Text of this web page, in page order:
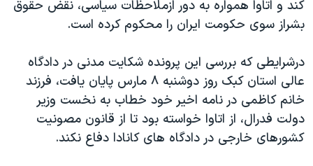
کند و اتاوا همواره به دور ازملاحظات سیاسی، نقض حقوق
بشراز سوی حکومت ایران را محکوم کرده است.
درشرایطی که بررسی این پرونده شکایت مدنی در دادگاه
عالی استان کبک روز دوشنبه ۸ مارس پایان یافت، فرزند
خانم کاظمی در نامه اخیر خود خطاب به نخست وزیر
دولت فدرال، از اتاوا خواسته بود تا از قانون مصونیت
کشورهای خارجی در دادگاه های کانادا دفاع نکند.